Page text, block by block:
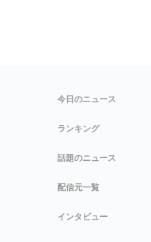
今日のニュース
ランキング
話題のニュース
配信元一覧
インタビュー